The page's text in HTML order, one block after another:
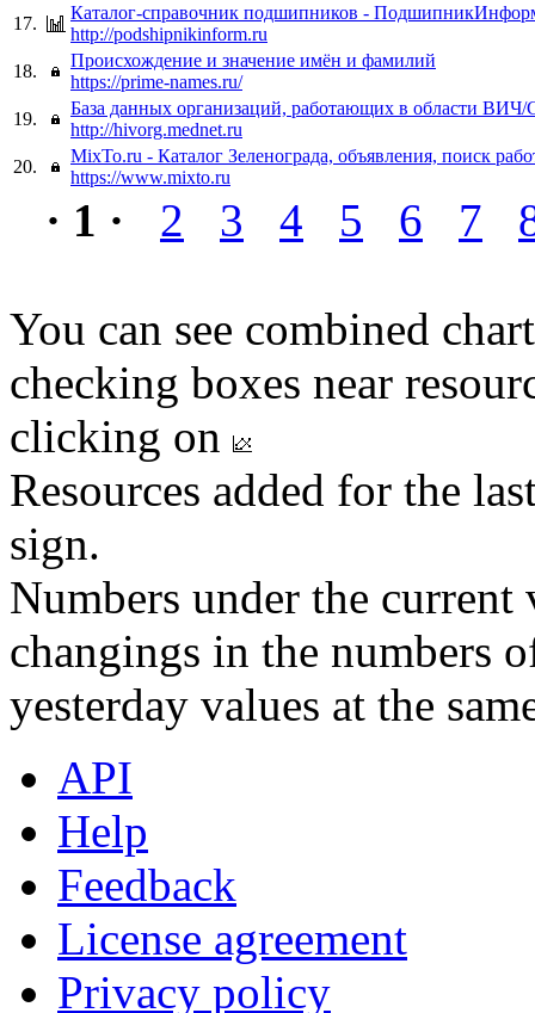
17.
Каталог-справочник подшипников -
http://podshipnikinform.ru
18.
Происхождение и значение имён и фамилий
https://prime-names.ru/
19.
База данных организаций, работающих в области
http://hivorg.mednet.ru
20.
MixTo.ru - Каталог Зеленограда, объявления, поиск
https://www.mixto.ru
· 1 · 2 3 4 5 6 7
You can see combined
checking boxes near
clicking on
Resources added for the
sign.
Numbers under the
changings in the numbers
yesterday values at the
API
Help
Feedback
License agreement
Privacy policy